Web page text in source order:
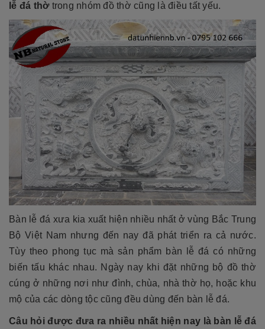
lễ đá thờtrong nhóm đồ thờ cũng là điều tất yếu.
Bàn lễ đá xưa kia xuất hiện nhiều nhất ở vùng Bắc Trung
Bộ Việt Nam nhưng đến nay đã phát triển ra cả nước.
Tùy theo phong tục mà sản phẩm bàn lễ đá có những
biến tấu khác nhau. Ngày nay khi đặt những bộ đồ thờ
cúng ở những nơi như đình, chùa, nhà thờ họ, hoặc khu
mộ của các dòng tộc cũng đều dùng đến bàn lễ đá.
Câu hỏi được đưa ra nhiều nhất hiện nay là bàn lễ đá